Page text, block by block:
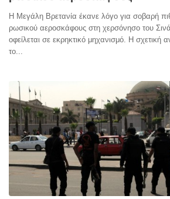
Η Μεγάλη Βρετανία έκανε λόγο για σοβαρή
ρωσικού αεροσκάφους στη χερσόνησο του
οφείλεται σε εκρηκτικό μηχανισμό. Η σχετική
το...